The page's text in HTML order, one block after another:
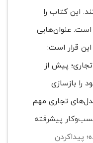
این کتاب را
است. عنوان‌هایی
قرار است:
پیش از
را بازسازی
تجاری مهم
پیشرفته
پیداکردن